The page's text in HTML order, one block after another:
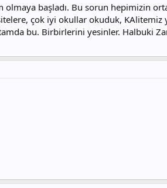
daha da önem kazandırılacak noktaya
bir öğretim üyesiymiş. Zaten durumumuzu
arasındaki çelişkileri sorunca cevabı
olacağı yönünde idi.
fatih projesi istenildiği gibi yürümüyormuş
bulmamıştım, ama benzer cümleleri
olmaya başladı. Bu sorun hepimizin
çok iyi okullar okuduk,
bu. Birbirlerini yesinler. Halbuki